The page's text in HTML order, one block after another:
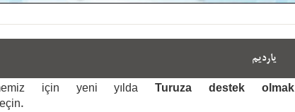
یاردیم
için yeni yılda
Turuza destek olmak